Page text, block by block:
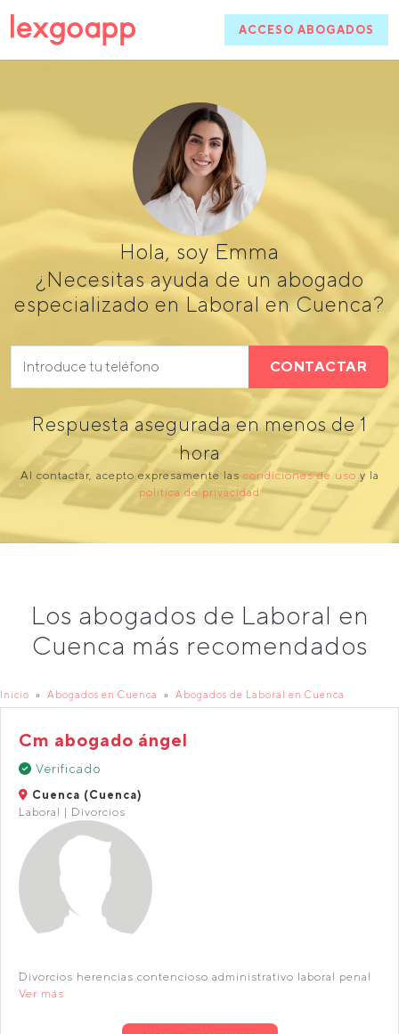
ACCESO ABOGADOS
Hola, soy Emma
¿Necesitas ayuda de un abogado
especializado en Laboral en Cuenca?
CONTACTAR
Respuesta asegurada en menos de 1
hora
Al contactar, acepto expresamente las condiciones de uso y la
política de privacidad
Los abogados de Laboral en
Cuenca más recomendados
Inicio Abogados en Cuenca Abogados de Laboral en Cuenca
Cm abogado ángel
Verificado
Cuenca (Cuenca)
Laboral | Divorcios
Divorcios herencias contencioso administrativo laboral penal
Ver más